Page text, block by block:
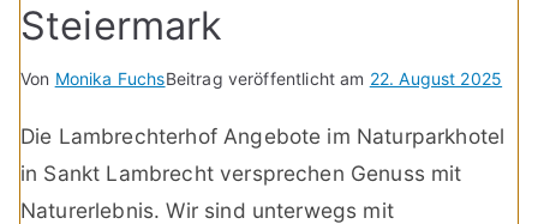
Steiermark
Von Monika FuchsBeitrag veröffentlicht am 22. August 2025
Die Lambrechterhof Angebote im Naturparkhotel
in Sankt Lambrecht versprechen Genuss mit
Naturerlebnis. Wir sind unterwegs mit